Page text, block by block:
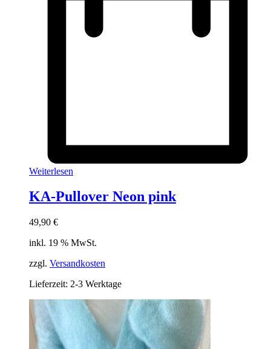
Weiterlesen
KA-Pullover Neon pink
49,90 €
inkl. 19 % MwSt.
zzgl. Versandkosten
Lieferzeit: 2-3 Werktage